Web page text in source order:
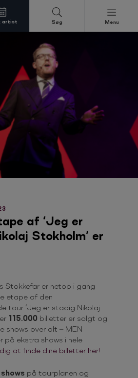
artist Søg Menu
af ‘Jeg er
Stokholm’ er
Stokkefar er netop i gang
etape af den
tour ‘Jeg er stadig Nikolaj
115.000 billetter er solgt og
shows over alt – MEN
på ekstra shows i hele
at finde dine billetter her!
på tourplanen og